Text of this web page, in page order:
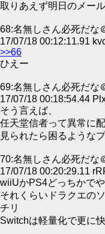
取りあえず明日のメー
68:名無しさん必死だな
17/07/18 00:12:11.91
>>66
ひえー
69:名無しさん必死だな
17/07/18 00:18:54.44
そう言えば、
任天堂信者って異常に
見られたら困るような
70:名無しさん必死だな
17/07/18 00:20:29.11
wiiUかPS4どっちかで
それくらいドラクエの
チリ
Switchは軽量化で更に